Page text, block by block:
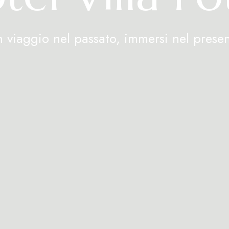
viaggio nel passato, immersi nel